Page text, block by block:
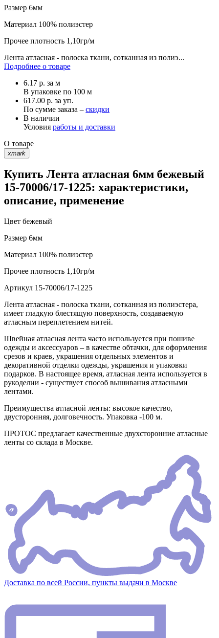
Размер 6мм
Материал 100% полиэстер
Прочее плотность 1,10гр/м
Лента атласная - полоска ткани, сотканная из полиэ...
Подробнее о товаре
6.17 р. за м
В упаковке по 100 м
617.00 р. за уп.
По сумме заказа – скидки
В наличии
Условия работы и доставки
О товаре
xmark
Купить Лента атласная 6мм бежевый
15-70006/17-1225: характеристики,
описание, применение
Цвет бежевый
Размер 6мм
Материал 100% полиэстер
Прочее плотность 1,10гр/м
Артикул 15-70006/17-1225
Лента атласная - полоска ткани, сотканная из полиэстера,
имеет гладкую блестящую поверхность, создаваемую
атласным переплетением нитей.
Швейная атласная лента часто используется при пошиве
одежды и аксессуаров – в качестве обтачки, для оформления
срезов и краев, украшения отдельных элементов и
декоративной отделки одежды, украшения и упаковки
подарков. В настоящее время, атласная лента используется в
рукоделии - существует способ вышивания атласными
лентами.
Преимущества атласной ленты: высокое качество,
двусторонняя, долговечность. Упаковка -100 м.
ПРОТОС предлагает качественные двухсторонние атласные
ленты со склада в Москве.
Доставка по всей России, пункты выдачи в Москве